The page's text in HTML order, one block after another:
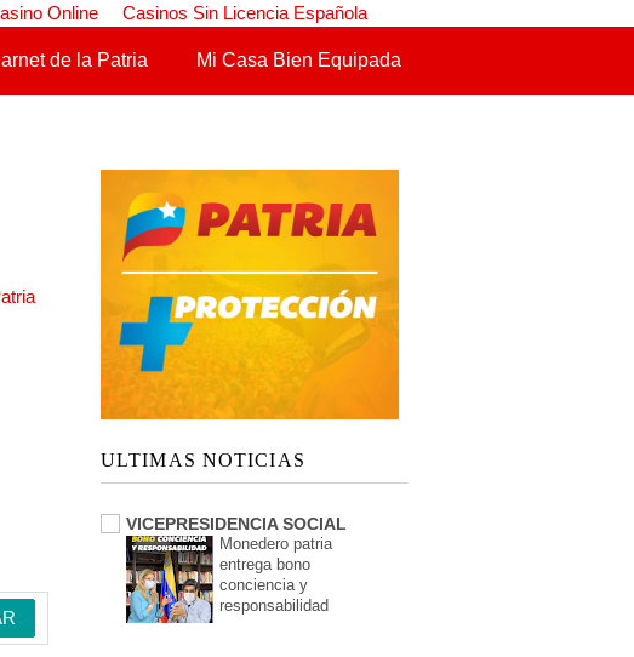
Online Casinos Sin Licencia Española
de la Patria Mi Casa Bien Equipada
ULTIMAS NOTICIAS
VICEPRESIDENCIA SOCIAL
Monedero patria
entrega bono
conciencia y
responsabilidad